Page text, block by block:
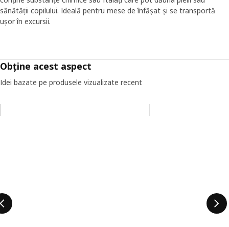
sănătății copilului. Ideală pentru mese de înfășat și se transportă
ușor în excursii.
Obține acest aspect
Idei bazate pe produsele vizualizate recent